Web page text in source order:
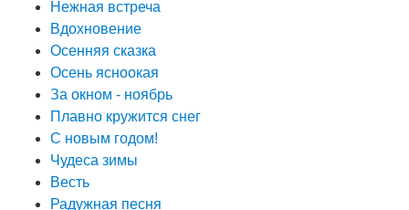
Нежная встреча
Вдохновение
Осенняя сказка
Осень ясноокая
За окном - ноябрь
Плавно кружится снег
С новым годом!
Чудеса зимы
Весть
Радужная песня